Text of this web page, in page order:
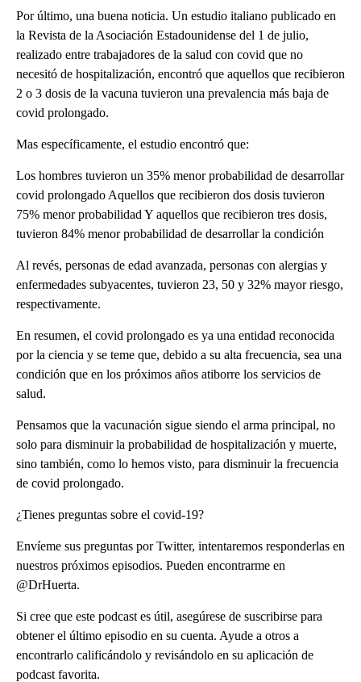
Por último, una buena noticia. Un estudio italiano publicado en
la Revista de la Asociación Estadounidense del 1 de julio,
realizado entre trabajadores de la salud con covid que no
necesitó de hospitalización, encontró que aquellos que recibieron
2 o 3 dosis de la vacuna tuvieron una prevalencia más baja de
covid prolongado.
Mas específicamente, el estudio encontró que:
Los hombres tuvieron un 35% menor probabilidad de desarrollar
covid prolongado Aquellos que recibieron dos dosis tuvieron
75% menor probabilidad Y aquellos que recibieron tres dosis,
tuvieron 84% menor probabilidad de desarrollar la condición
Al revés, personas de edad avanzada, personas con alergias y
enfermedades subyacentes, tuvieron 23, 50 y 32% mayor riesgo,
respectivamente.
En resumen, el covid prolongado es ya una entidad reconocida
por la ciencia y se teme que, debido a su alta frecuencia, sea una
condición que en los próximos años atiborre los servicios de
salud.
Pensamos que la vacunación sigue siendo el arma principal, no
solo para disminuir la probabilidad de hospitalización y muerte,
sino también, como lo hemos visto, para disminuir la frecuencia
de covid prolongado.
¿Tienes preguntas sobre el covid-19?
Envíeme sus preguntas por Twitter, intentaremos responderlas en
nuestros próximos episodios. Pueden encontrarme en
@DrHuerta.
Si cree que este podcast es útil, asegúrese de suscribirse para
obtener el último episodio en su cuenta. Ayude a otros a
encontrarlo calificándolo y revisándolo en su aplicación de
podcast favorita.